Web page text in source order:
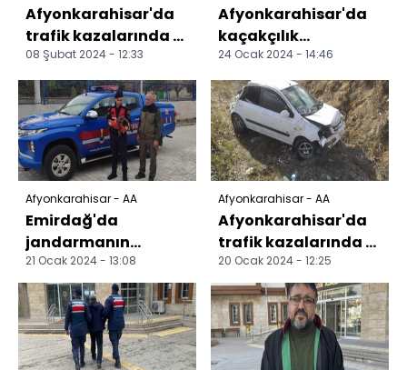
Afyonkarahisar'da
trafik kazalarında 7
kişi yaralandı
08 Şubat 2024 - 12:33
Afyonkarahisar'da
kaçakçılık
operasyonunda bir
şüpheli yakalandı
24 Ocak 2024 - 14:46
Afyonkarahisar - AA
Emirdağ'da
jandarmanın
bulduğu yaralı şahin
koruma altına alındı
21 Ocak 2024 - 13:08
Afyonkarahisar - AA
Afyonkarahisar'da
trafik kazalarında 6
kişi yaralandı
20 Ocak 2024 - 12:25